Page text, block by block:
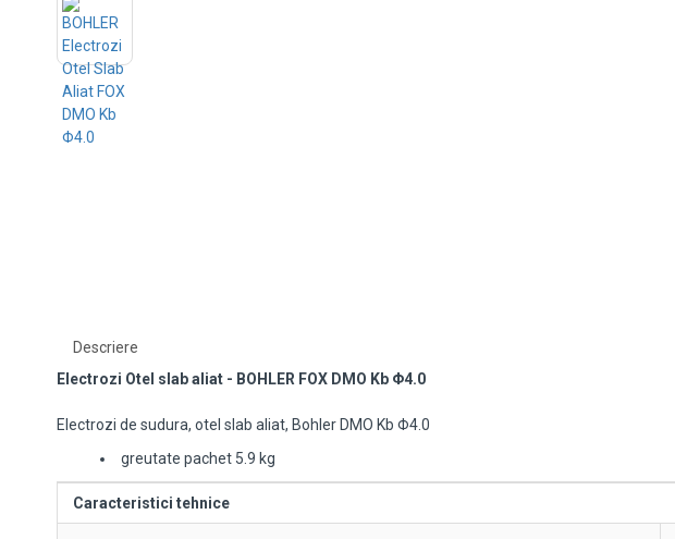
Descriere
Electrozi Otel slab aliat - BOHLER FOX DMO Kb Φ4.0
Electrozi de sudura, otel slab aliat, Bohler DMO Kb Φ4.0
greutate pachet 5.9 kg
Caracteristici tehnice